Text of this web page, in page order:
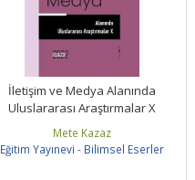
İletişim ve Medya Alanında
Uluslararası Araştırmalar X
Mete Kazaz
Eğitim Yayınevi - Bilimsel Eserler